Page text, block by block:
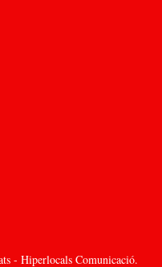
- Hiperlocals Comunicació.